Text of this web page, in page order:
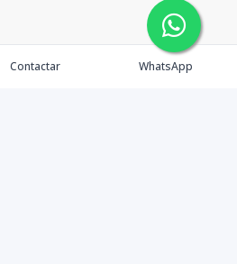
Contactar WhatsApp